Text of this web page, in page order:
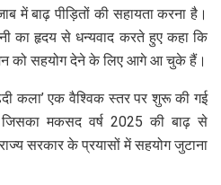
में बाढ़ पीड़ितों की सहायता करना है।
का हृदय से धन्यवाद करते हुए कहा कि
को सहयोग देने के लिए आगे आ चुके हैं।
कला’ एक वैश्विक स्तर पर शुरू की गई
मकसद वर्ष 2025 की बाढ़ से
सरकार के प्रयासों में सहयोग जुटाना